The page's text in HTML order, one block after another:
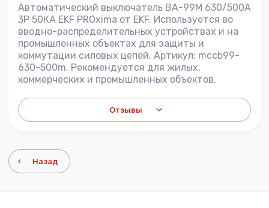
Автоматический выключатель ВА-99М 630/500А
3P 50КА EKF PROxima от EKF. Используется во
вводно-распределительных устройствах и на
промышленных объектах для защиты и
коммутации силовых цепей. Артикул: mccb99-
630-500m. Рекомендуется для жилых,
коммерческих и промышленных объектов.
Отзывы
Назад